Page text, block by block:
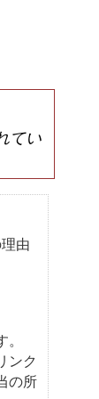
てい
由
ンク
の所